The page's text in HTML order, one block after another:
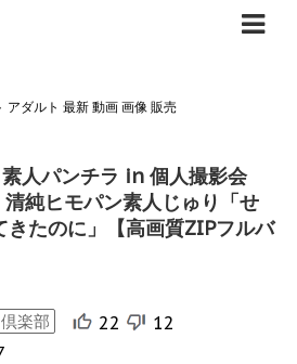
アダルト 最新 動画 画像 販売
人パンチラ in 個人撮影会
純ヒモパン素人じゅり「せ
きたのに」【高画質ZIPフルバ
楽部 22 12